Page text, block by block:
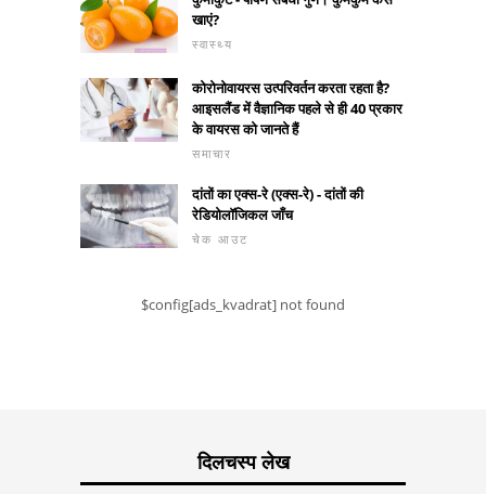
खाएं?
स्वास्थ्य
कोरोनोवायरस उत्परिवर्तन करता रहता है?
आइसलैंड में वैज्ञानिक पहले से ही 40 प्रकार
के वायरस को जानते हैं
समाचार
दांतों का एक्स-रे (एक्स-रे) - दांतों की
रेडियोलॉजिकल जाँच
चेक आउट
$config[ads_kvadrat] not found
दिलचस्प लेख